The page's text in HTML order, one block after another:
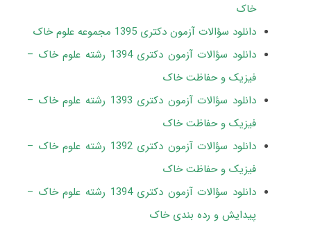
خاک
دانلود سؤالات آزمون دکتری 1395 مجموعه علوم خاک
دانلود سؤالات آزمون دکتری 1394 رشته علوم خاک –
فیزیک و حفاظت خاک
دانلود سؤالات آزمون دکتری 1393 رشته علوم خاک –
فیزیک و حفاظت خاک
دانلود سؤالات آزمون دکتری 1392 رشته علوم خاک –
فیزیک و حفاظت خاک
دانلود سؤالات آزمون دکتری 1394 رشته علوم خاک –
پیدایش و رده بندی خاک